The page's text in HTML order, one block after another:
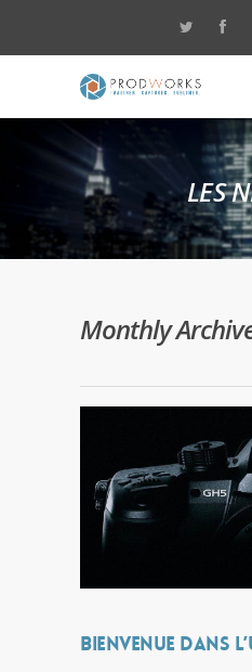
LES
Monthly
Bienvenue dans